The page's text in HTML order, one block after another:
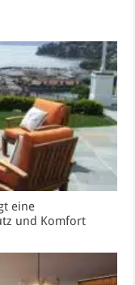
eine
und Komfort